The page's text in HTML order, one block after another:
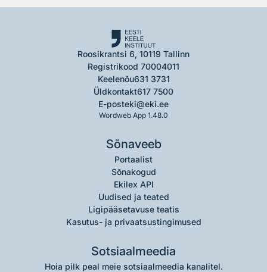
Roosikrantsi 6, 10119 Tallinn
Registrikood 70004011
Keelenõu631 3731
Üldkontakt617 7500
E-posteki@eki.ee
Wordweb App 1.48.0
Sõnaveeb
Portaalist
Sõnakogud
Ekilex API
Uudised ja teated
Ligipääsetavuse teatis
Kasutus- ja privaatsustingimused
Sotsiaalmeedia
Hoia pilk peal meie sotsiaalmeedia kanalitel.